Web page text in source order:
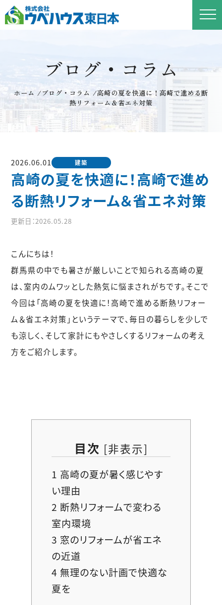
ブログ・コラム
ホーム /ブログ・コラム /高崎の夏を快適に！高崎で進める断
熱リフォーム＆省エネ対策
2026.06.01 建築
高崎の夏を快適に！高崎で進め
る断熱リフォーム＆省エネ対策
更新日：2026.05.28
こんにちは！
群馬県の中でも暑さが厳しいことで知られる高崎の夏
は、室内のムワッとした熱気に悩まされがちです。そこで
今回は「高崎の夏を快適に！高崎で進める断熱リフォー
ム＆省エネ対策」というテーマで、毎日の暮らしを少しで
も涼しく、そして家計にもやさしくするリフォームの考え
方をご紹介します。
目次 [非表示]
1 高崎の夏が暑く感じやす
い理由
2 断熱リフォームで変わる
室内環境
3 窓のリフォームが省エネ
の近道
4 無理のない計画で快適な
夏を